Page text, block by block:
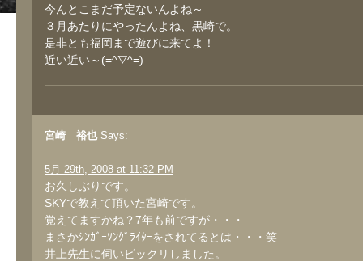
今んとこまだ予定ないんよね～
３月あたりにやったんよね、黒崎で。
是非とも福岡まで遊びに来てよ！
近い近い～(=^▽^=)
宮崎 裕也 Says:
5月 29th, 2008 at 11:32 PM
お久しぶりです。
SKYで教えて頂いた宮崎です。
覚えてますかね？7年も前ですが・・・
まさかｼﾝｶﾞｰｿﾝｸﾞﾗｲﾀｰをされてるとは・・・笑
井上先生に伺いビックリしました。